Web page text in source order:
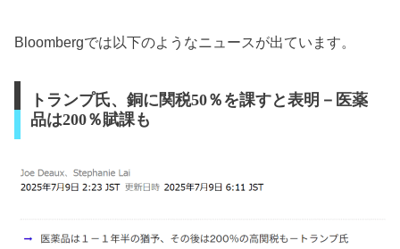
Bloombergでは以下のようなニュースが出ています。
トランプ氏、銅に関税50％を課すと表明－医薬
品は200％賦課も